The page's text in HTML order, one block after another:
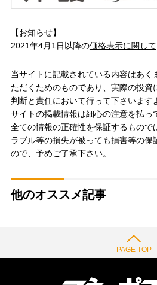
【お知らせ】
2021年4月1日以降の価格表示に関して
当サイトに記載されている内容はあく
ただくためのものであり、実際の投資
判断と責任において行って下さいます
サイトの掲載情報は細心の注意を払っ
全ての情報の正確性を保証するもので
ラブル等の損失が被っても損害等の保
ので、予めご了承下さい。
他のオススメ記事
PAGE TOP